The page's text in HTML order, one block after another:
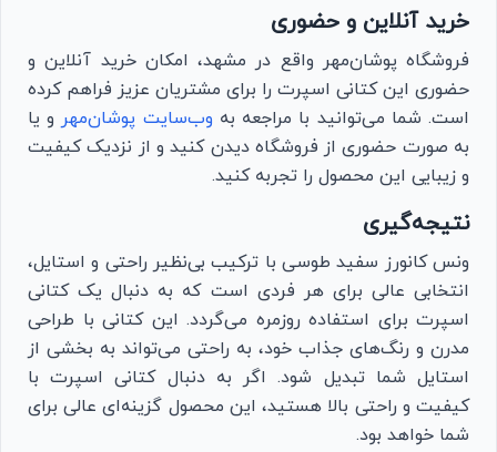
خرید آنلاین و حضوری
فروشگاه پوشان‌مهر واقع در مشهد، امکان خرید آنلاین و
حضوری این کتانی اسپرت را برای مشتریان عزیز فراهم کرده
است. شما می‌توانید با مراجعه به وب‌سایت پوشان‌مهر و یا
به صورت حضوری از فروشگاه دیدن کنید و از نزدیک کیفیت
و زیبایی این محصول را تجربه کنید.
نتیجه‌گیری
ونس کانورز سفید طوسی با ترکیب بی‌نظیر راحتی و استایل،
انتخابی عالی برای هر فردی است که به دنبال یک کتانی
اسپرت برای استفاده روزمره می‌گردد. این کتانی با طراحی
مدرن و رنگ‌های جذاب خود، به راحتی می‌تواند به بخشی از
استایل شما تبدیل شود. اگر به دنبال کتانی اسپرت با
کیفیت و راحتی بالا هستید، این محصول گزینه‌ای عالی برای
شما خواهد بود.